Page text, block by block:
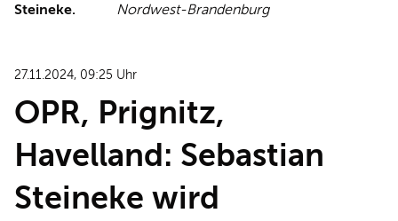
Steineke.
Nordwest-Brandenburg
NEUIGKEITEN
FACEBOOK-SEITE
27.11.2024, 09:25 Uhr
OPR, Prignitz,
Havelland: Sebastian
Steineke wird